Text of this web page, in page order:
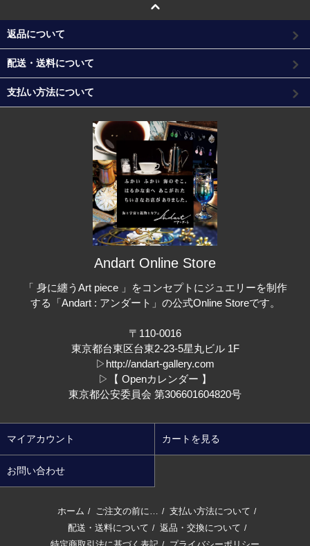
返品について
配送・送料について
支払い方法について
Andart Online Store
「 身に纏うArt piece 」をコンセプトにジュエリーを制作
する「Andart : アンダート」の公式Online Storeです。
〒110-0016
東京都台東区台東2-23-5星丸ビル 1F
▷ http://andart-gallery.com
▷
【 Openカレンダー 】
東京都公安委員会 第306601604820号
マイアカウント カートを見る
お問い合わせ
ホーム / ご注文の前に… / 支払い方法について /
配送・送料について / 返品・交換について /